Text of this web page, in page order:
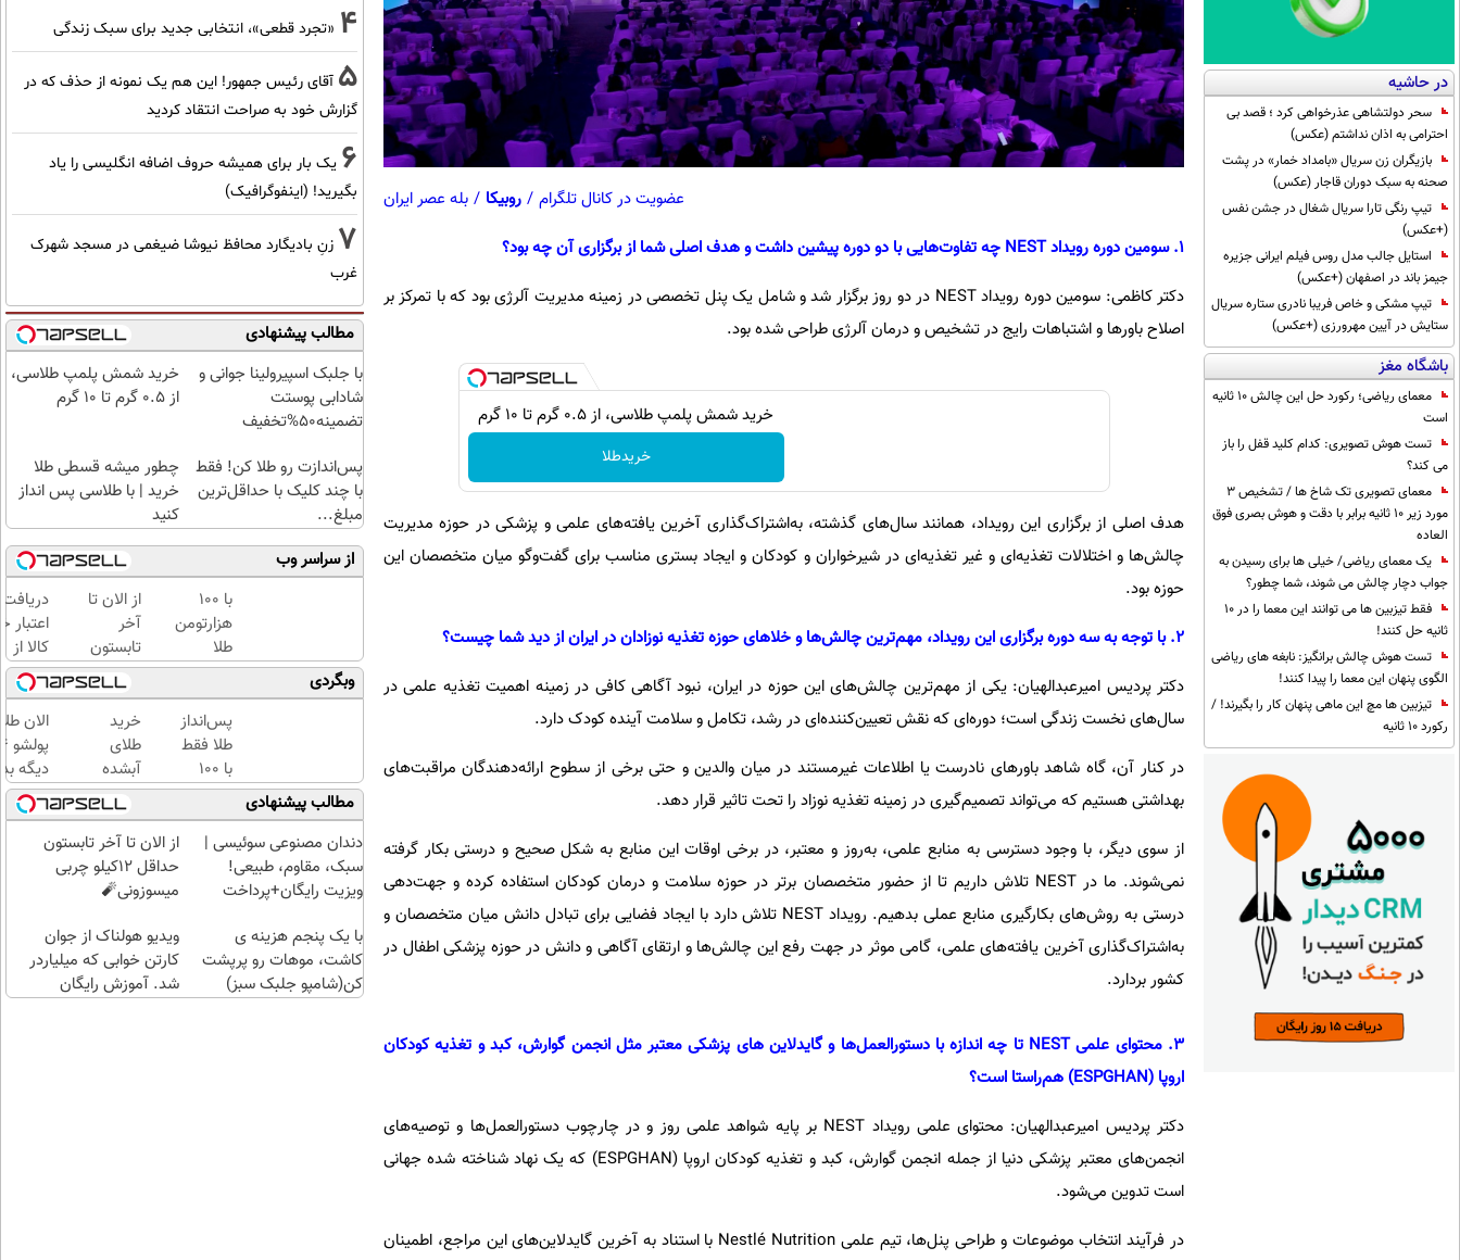
در حاشیه
سحر دولتشاهی عذرخواهی کرد ؛ قصد بی
احترامی به اذان نداشتم (عکس)
بازیگران زن سریال «بامداد خمار» در پشت
صحنه به سبک دوران قاجار (عکس)
تیپ رنگی تارا سریال شغال در جشن نفس
(+عکس)
استایل جالب مدل روس فیلم ایرانی جزیره
جیمز باند در اصفهان (+عکس)
تیپ مشکی و خاص فریبا نادری ستاره سریال
ستایش در آیین مهرورزی (+عکس)
باشگاه مغز
معمای ریاضی؛ رکورد حل این چالش 10 ثانیه
است
تست هوش تصویری: کدام کلید قفل را باز
می کند؟
معمای تصویری تک شاخ ها / تشخیص 3
مورد زیر 10 ثانیه برابر با دقت و هوش بصری فوق
العاده
یک معمای ریاضی/ خیلی ها برای رسیدن به
جواب دچار چالش می شوند، شما چطور؟
فقط تیزبین ها می توانند این معما را در 10
ثانیه حل کنند!
تست هوش چالش برانگیز: نابغه های ریاضی
الگوی پنهان این معما را پیدا کنند!
تیزبین ها مچ این ماهی پنهان کار را بگیرند! /
رکورد 10 ثانیه
عضویت در کانال تلگرام / روبیکا / بله عصر ایران
1. سومین دوره رویداد NEST چه تفاوت‌هایی با دو دوره پیشین داشت و هدف اصلی شما از برگزاری آن چه بود؟
دکتر کاظمی: سومین دوره رویداد NEST در دو روز برگزار شد و شامل یک پنل تخصصی در زمینه مدیریت آلرژی بود که با تمرکز بر
اصلاح باورها و اشتباهات رایج در تشخیص و درمان آلرژی طراحی شده بود.
خرید شمش پلمپ طلاسی، از ۰.۵ گرم تا ۱۰ گرم
خریدطلا
هدف اصلی از برگزاری این رویداد، همانند سال‌های گذشته، به‌اشتراک‌گذاری آخرین یافته‌های علمی و پزشکی در حوزه مدیریت
چالش‌ها و اختلالات تغذیه‌ای و غیر تغذیه‌ای در شیرخواران و کودکان و ایجاد بستری مناسب برای گفت‌وگو میان متخصصان این
حوزه بود.
2. با توجه به سه دوره برگزاری این رویداد، مهم‌ترین چالش‌ها و خلاهای حوزه تغذیه نوزادان در ایران از دید شما چیست؟
دکتر پردیس امیرعبدالهیان: یکی از مهم‌ترین چالش‌های این حوزه در ایران، نبود آگاهی کافی در زمینه اهمیت تغذیه علمی در
سال‌های نخست زندگی است؛ دوره‌ای که نقش تعیین‌کننده‌ای در رشد، تکامل و سلامت آینده کودک دارد.
در کنار آن، گاه شاهد باورهای نادرست یا اطلاعات غیرمستند در میان والدین و حتی برخی از سطوح ارائه‌دهندگان مراقبت‌های
بهداشتی هستیم که می‌تواند تصمیم‌گیری در زمینه تغذیه نوزاد را تحت تاثیر قرار دهد.
از سوی دیگر، با وجود دسترسی به منابع علمی، به‌روز و معتبر، در برخی اوقات این منابع به شکل صحیح و درستی بکار گرفته
نمی‌شوند. ما در NEST تلاش داریم تا از حضور متخصصان برتر در حوزه سلامت و درمان کودکان استفاده کرده و جهت‌دهی
درستی به روش‌های بکارگیری منابع عملی بدهیم. رویداد NEST تلاش دارد با ایجاد فضایی برای تبادل دانش میان متخصصان و
به‌اشتراک‌گذاری آخرین یافته‌های علمی، گامی موثر در جهت رفع این چالش‌ها و ارتقای آگاهی و دانش در حوزه پزشکی اطفال در
کشور بردارد.
3. محتوای علمی NEST تا چه اندازه با دستورالعمل‌ها و گایدلاین های پزشکی معتبر مثل انجمن گوارش، کبد و تغذیه کودکان
اروپا (ESPGHAN) هم‌راستا است؟
دکتر پردیس امیرعبدالهیان: محتوای علمی رویداد NEST بر پایه شواهد علمی روز و در چارچوب دستورالعمل‌ها و توصیه‌های
انجمن‌های معتبر پزشکی دنیا از جمله انجمن گوارش، کبد و تغذیه کودکان اروپا (ESPGHAN) که یک نهاد شناخته شده جهانی
است تدوین می‌شود.
در فرآیند انتخاب موضوعات و طراحی پنل‌ها، تیم علمی Nestlé Nutrition با استناد به آخرین گایدلاین‌های این مراجع، اطمینان
4 «تجرد قطعی»، انتخابی جدید برای سبک زندگی
5 آقای رئیس جمهور! این هم یک نمونه از حذف که در
گزارش خود به صراحت انتقاد کردید
6 یک بار برای همیشه حروف اضافه انگلیسی را یاد
بگیرید! (اینفوگرافیک)
7 زنِ بادیگارد محافظ نیوشا ضیغمی در مسجد شهرک
غرب
مطالب پیشنهادی
با جلبک اسپیرولینا جوانی و
شادابی پوستت
تضمینه50%تخفیف
خرید شمش پلمپ طلاسی،
از ۰.۵ گرم تا ۱۰ گرم
پس‌اندازت رو طلا کن! فقط
با چند کلیک با حداقل‌ترین
مبلغ...
چطور میشه قسطی طلا
خرید | با طلاسی پس انداز
کنید
از سراسر وب
با ۱۰۰
هزارتومن
طلا
بخرید،
اون هم
قسطی
از الان تا
آخر
تابستون
حداقل
12کیلو
چربی
میسوزونی
🧨
دریافت
اعتبار
کالا از
ضامن،
بهره)
وبگردی
پس‌انداز
طلا فقط
با ۱۰۰
هزارتومان
(امن و
راحت)
خرید
طلای
آبشده
حتی با
۱۰۰هزارتومان
الان
دیگه
طلا با
بی‌بهره
مطالب پیشنهادی
دندان مصنوعی سوئیسی |
سبک، مقاوم، طبیعی!
ویزیت رایگان+پرداخت
از الان تا آخر تابستون
حداقل 12کیلو چربی
میسوزونی🧨
با یک پنجم هزینه ی
کاشت، موهات رو پرپشت
کن(شامپو جلبک سبز)
ویدیو هولناک از جوان
کارتن خوابی که میلیاردر
شد. آموزش رایگان